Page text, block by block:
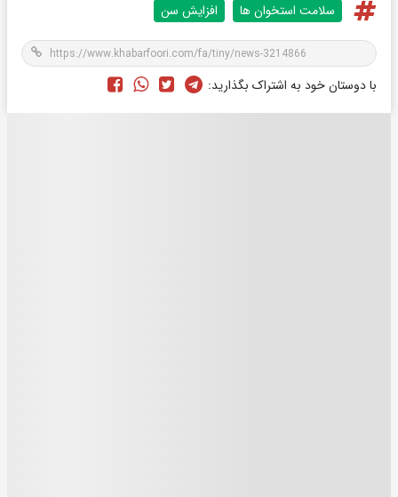
سلامت استخوان ها افزایش سن
با دوستان خود به اشتراک بگذارید: